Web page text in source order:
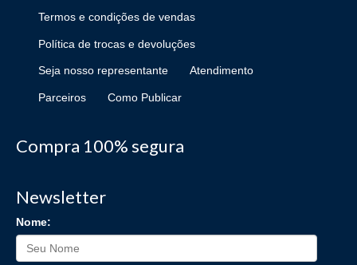
Termos e condições de vendas
Política de trocas e devoluções
Seja nosso representante Atendimento
Parceiros Como Publicar
Compra 100% segura
Newsletter
Nome: